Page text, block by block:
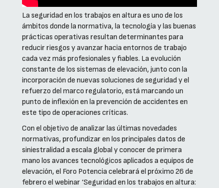
La seguridad en los trabajos en altura es uno de los
ámbitos donde la normativa, la tecnología y las buenas
prácticas operativas resultan determinantes para
reducir riesgos y avanzar hacia entornos de trabajo
cada vez más profesionales y fiables. La evolución
constante de los sistemas de elevación, junto con la
incorporación de nuevas soluciones de seguridad y el
refuerzo del marco regulatorio, está marcando un
punto de inflexión en la prevención de accidentes en
este tipo de operaciones críticas.
Con el objetivo de analizar las últimas novedades
normativas, profundizar en los principales datos de
siniestralidad a escala global y conocer de primera
mano los avances tecnológicos aplicados a equipos de
elevación, el Foro Potencia celebrará el próximo 26 de
febrero el webinar ‘Seguridad en los trabajos en altura: